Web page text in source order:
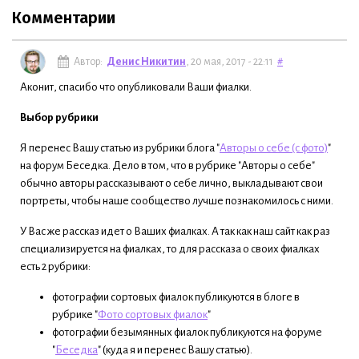
Комментарии
Автор: Денис Никитин , 20 мая, 2017 - 22:11 #
Аконит, спасибо что опубликовали Ваши фиалки.
Выбор рубрики
Я перенес Вашу статью из рубрики блога "Авторы о себе (с фото)"
на форум Беседка. Дело в том, что в рубрике "Авторы о себе"
обычно авторы рассказывают о себе лично, выкладывают свои
портреты, чтобы наше сообщество лучше познакомилось с ними.
У Вас же рассказ идет о Ваших фиалках. А так как наш сайт как раз
специализируется на фиалках, то для рассказа о своих фиалках
есть 2 рубрики:
фотографии сортовых фиалок публикуются в блоге в
рубрике "Фото сортовых фиалок"
фотографии безымянных фиалок публикуются на форуме
" Беседка" (куда я и перенес Вашу статью).